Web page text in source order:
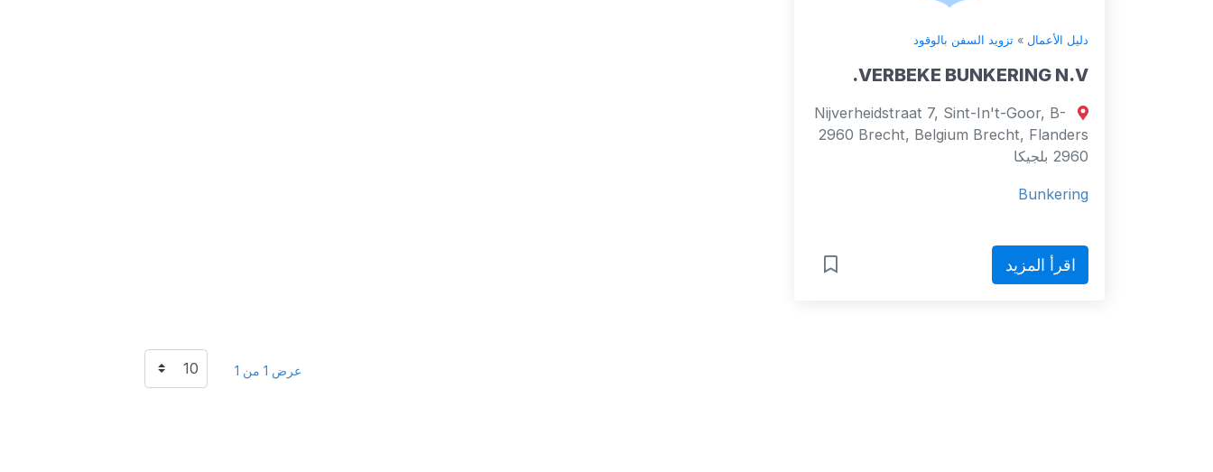
دليل الأعمال » تزويد السفن بالوقود
VERBEKE BUNKERING N.V.
Nijverheidstraat 7, Sint-In't-Goor, B-
2960 Brecht, Belgium Brecht, Flanders
2960 بلجيكا
Bunkering
اقرأ المزيد
عرض 1 من 1